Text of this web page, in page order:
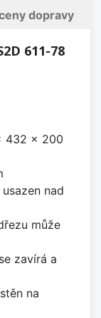
dopravy
611-78
432 x 200
nad
může
zavírá a
na